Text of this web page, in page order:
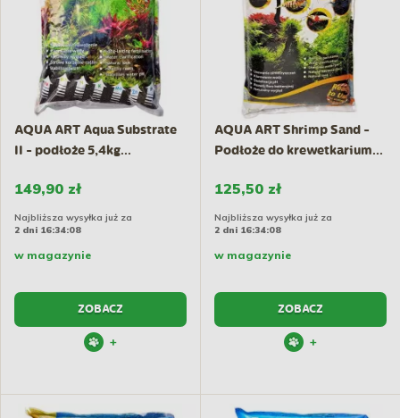
AQUA ART Aqua Substrate
II - podłoże 5,4kg...
149,90 zł
Najbliższa wysyłka już za
2 dni 16:34:07
w magazynie
ZOBACZ
+
AQUA ART Shrimp Sand -
Podłoże do krewetkarium...
125,50 zł
Najbliższa wysyłka już za
2 dni 16:34:07
w magazynie
ZOBACZ
+